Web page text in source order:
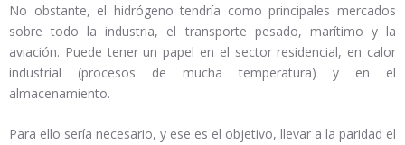
No obstante, el hidrógeno tendría como principales mercados
sobre todo la industria, el transporte pesado, marítimo y la
aviación. Puede tener un papel en el sector residencial, en calor
industrial (procesos de mucha temperatura) y en el
almacenamiento.
Para ello sería necesario, y ese es el objetivo, llevar a la paridad el